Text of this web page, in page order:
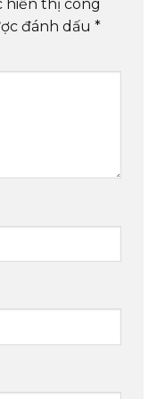
hiển thị công
đánh dấu *